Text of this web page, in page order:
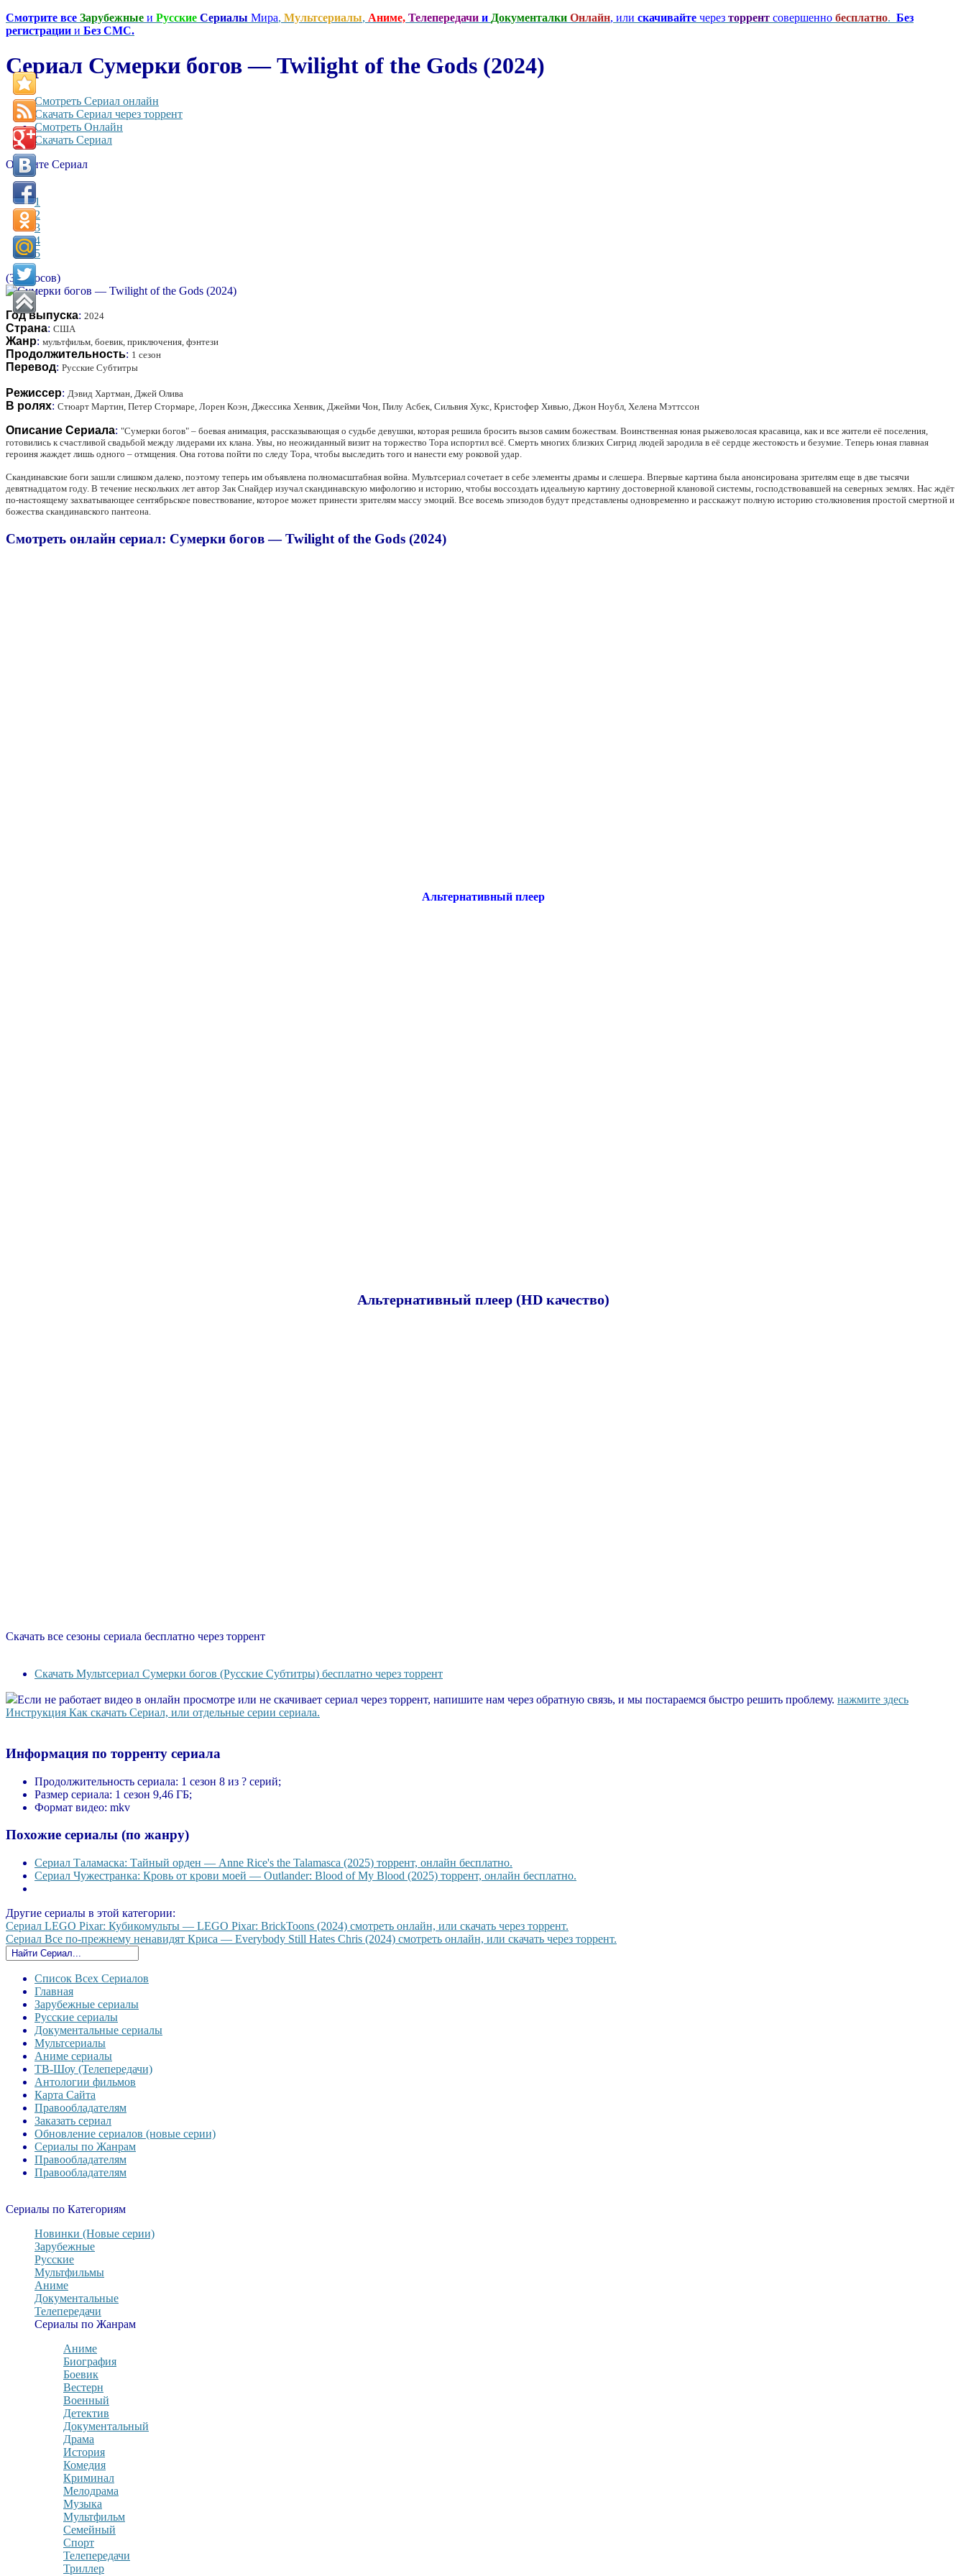
Смотрите все Зарубежные и Русские Сериалы Мира, Мультсериалы, Аниме, Телепередачи и Документалки Онлайн, или скачивайте через торрент совершенно бесплатно. Без
регистрации и Без СМС.
Сериал Сумерки богов — Twilight of the Gods (2024)
Смотреть Сериал онлайн
Скачать Сериал через торрент
Смотреть Онлайн
Скачать Сериал
Оцените Сериал
1
2
3
4
5
(3 голосов)
Год выпуска: 2024
Страна: США
Жанр: мультфильм, боевик, приключения, фэнтези
Продолжительность: 1 сезон
Перевод: Русские Субтитры
Режиссер: Дэвид Хартман, Джей Олива
В ролях: Стюарт Мартин, Петер Стормаре, Лорен Коэн, Джессика Хенвик, Джейми Чон, Пилу Асбек, Сильвия Хукс, Кристофер Хивью, Джон Ноубл, Хелена Мэттссон
Описание Сериала: "Сумерки богов" – боевая анимация, рассказывающая о судьбе девушки, которая решила бросить вызов самим божествам. Воинственная юная рыжеволосая красавица, как и все жители её поселения,
готовились к счастливой свадьбой между лидерами их клана. Увы, но неожиданный визит на торжество Тора испортил всё. Смерть многих близких Сигрид людей зародила в её сердце жестокость и безумие. Теперь юная главная
героиня жаждет лишь одного – отмщения. Она готова пойти по следу Тора, чтобы выследить того и нанести ему роковой удар.
Скандинавские боги зашли слишком далеко, поэтому теперь им объявлена полномасштабная война. Мультсериал сочетает в себе элементы драмы и слешера. Впервые картина была анонсирована зрителям еще в две тысячи
девятнадцатом году. В течение нескольких лет автор Зак Снайдер изучал скандинавскую мифологию и историю, чтобы воссоздать идеальную картину достоверной клановой системы, господствовавшей на северных землях. Нас ждёт
по-настоящему захватывающее сентябрьское повествование, которое может принести зрителям массу эмоций. Все восемь эпизодов будут представлены одновременно и расскажут полную историю столкновения простой смертной и
божества скандинавского пантеона.
Смотреть онлайн сериал: Сумерки богов — Twilight of the Gods (2024)
Альтернативный плеер
Альтернативный плеер (HD качество)
Скачать все сезоны сериала бесплатно через торрент
Скачать Мультсериал Сумерки богов (Русские Субтитры) бесплатно через торрент
Если не работает видео в онлайн просмотре или не скачивает сериал через торрент, напишите нам через обратную связь, и мы постараемся быстро решить проблему. нажмите здесь
Инструкция Как скачать Сериал, или отдельные серии сериала.
Информация по торренту сериала
Продолжительность сериала: 1 сезон 8 из ? серий;
Размер сериала: 1 сезон 9,46 ГБ;
Формат видео: mkv
Похожие сериалы (по жанру)
Сериал Таламаска: Тайный орден — Anne Rice's the Talamasca (2025) торрент, онлайн бесплатно.
Сериал Чужестранка: Кровь от крови моей — Outlander: Blood of My Blood (2025) торрент, онлайн бесплатно.
Другие сериалы в этой категории:
Сериал LEGO Pixar: Кубикомульты — LEGO Pixar: BrickToons (2024) смотреть онлайн, или скачать через торрент.
Сериал Все по-прежнему ненавидят Криса — Everybody Still Hates Chris (2024) смотреть онлайн, или скачать через торрент.
Список Всех Сериалов
Главная
Зарубежные сериалы
Русские сериалы
Документальные сериалы
Мультсериалы
Аниме сериалы
ТВ-Шоу (Телепередачи)
Антологии фильмов
Карта Сайта
Правообладателям
Заказать сериал
Обновление сериалов (новые серии)
Сериалы по Жанрам
Правообладателям
Правообладателям
Сериалы по Категориям
Новинки (Новые серии)
Зарубежные
Русские
Мультфильмы
Аниме
Документальные
Телепередачи
Сериалы по Жанрам
Аниме
Биография
Боевик
Вестерн
Военный
Детектив
Документальный
Драма
История
Комедия
Криминал
Мелодрама
Музыка
Мультфильм
Семейный
Спорт
Телепередачи
Триллер